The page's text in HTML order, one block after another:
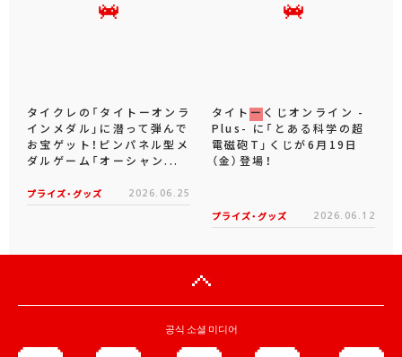
タイクレの「タイトーオンラ
インメダル」に潜って弾んで
お宝ゲット！ピンパネル型メ
ダルゲーム「オーシャン...
プライズ・グッズ 2026.06.25
タイトーくじオンライン -
Plus- に「とある科学の超
電磁砲T」くじが6月19日
（金）登場！
プライズ・グッズ 2026.06.12
공식 소셜 미디어